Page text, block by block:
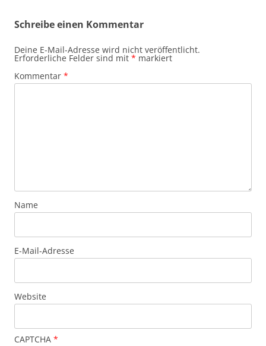
Schreibe einen Kommentar
Deine E-Mail-Adresse wird nicht veröffentlicht.
Erforderliche Felder sind mit * markiert
Kommentar *
Name
E-Mail-Adresse
Website
CAPTCHA *